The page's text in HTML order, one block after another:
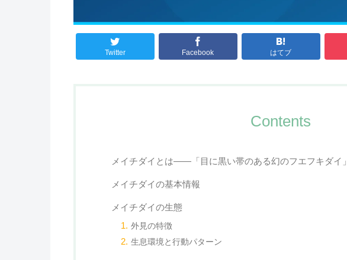
Twitter Facebook はてブ
Contents
メイチダイとは——「目に黒い帯のある幻のフエフキダイ」
メイチダイの基本情報
メイチダイの生態
外見の特徴
生息環境と行動パターン